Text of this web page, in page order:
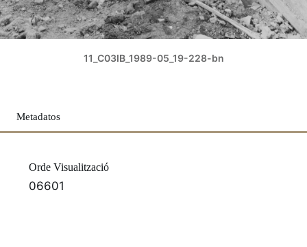
11_C03IB_1989-05_19-228-bn
Metadatos
Orde Visualització
06601